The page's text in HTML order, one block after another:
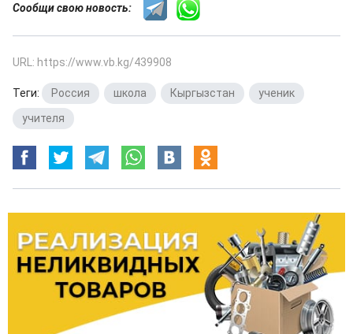
Сообщи свою новость:
URL: https://www.vb.kg/439908
Теги: Россия школа Кыргызстан ученик
учителя